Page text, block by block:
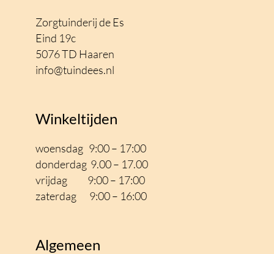
Zorgtuinderij de Es
Eind 19c
5076 TD Haaren
info@tuindees.nl
Winkeltijden
woensdag 9:00 – 17:00
donderdag 9.00 – 17.00
vrijdag 9:00 – 17:00
zaterdag 9:00 – 16:00
Algemeen